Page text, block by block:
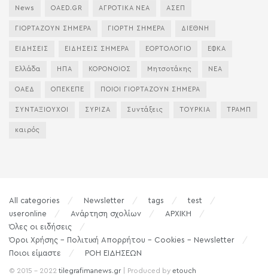
News OAED.GR ΑΓΡΟΤΙΚΑ ΝΕΑ ΑΣΕΠ
ΓΙΟΡΤΑΖΟΥΝ ΣΗΜΕΡΑ ΓΙΟΡΤΗ ΣΗΜΕΡΑ ΔΙΕΘΝΗ
ΕΙΔΗΣΕΙΣ ΕΙΔΗΣΕΙΣ ΣΗΜΕΡΑ ΕΟΡΤΟΛΟΓΙΟ ΕΦΚΑ
Ελλάδα ΗΠΑ ΚΟΡΟΝΟΙΟΣ Μητσοτάκης ΝΕΑ
ΟΑΕΔ ΟΠΕΚΕΠΕ ΠΟΙΟΙ ΓΙΟΡΤΑΖΟΥΝ ΣΗΜΕΡΑ
ΣΥΝΤΑΞΙΟΥΧΟΙ ΣΥΡΙΖΑ Συντάξεις ΤΟΥΡΚΙΑ ΤΡΑΜΠ
καιρός
All categories Newsletter tags
test
useronline
Ανάρτηση σχολίων
ΑΡΧΙΚΗ
Όλες οι ειδήσεις
Όροι Χρήσης – Πολιτική Απορρήτου – Cookies – Newsletter
Ποιοι είμαστε
ΡΟΗ ΕΙΔΗΣΕΩΝ
© 2015 - 2022 tilegrafimanews.gr| Produced by etouch